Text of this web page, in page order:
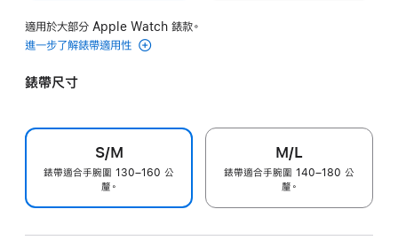
適用於大部分 Apple Watch 錶款。
進一步了解錶帶適用性
錶帶尺寸
S/M
錶帶適合手腕圍 130–160 公
釐。
M/L
錶帶適合手腕圍 140–180 公
釐。